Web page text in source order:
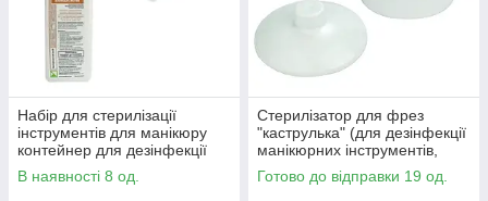
Набір для стерилізації
інструментів для манікюру
контейнер для дезінфекції
манікюрних фрез рідина
бланідас актив 1л
В наявності 8 од.
Стерилізатор для фрез
"каструлька" (для дезінфекції
манікюрних інструментів,
педикюр, перукаря, барбер)
Готово до відправки 19 од.